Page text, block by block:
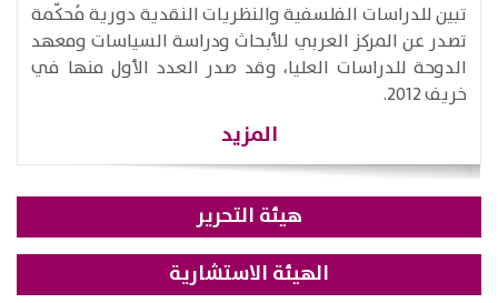
تبين للدراسات الفلسفية والنظريات النقدية دورية مُحكّمة
تصدر عن المركز العربي للأبحاث ودراسة السياسات ومعهد
الدوحة للدراسات العليا، وقد صدر العدد الأول منها في
خريف 2012.
المزيد
هيئة التحرير
الهيئة الاستشارية